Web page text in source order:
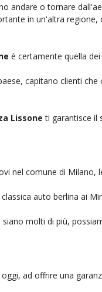
andare o tornare
in un'altra
è certamente quella
capitano clienti
Lissone ti garantisce il
nel comune di
auto berlina ai
molti di più,
ad offrire una